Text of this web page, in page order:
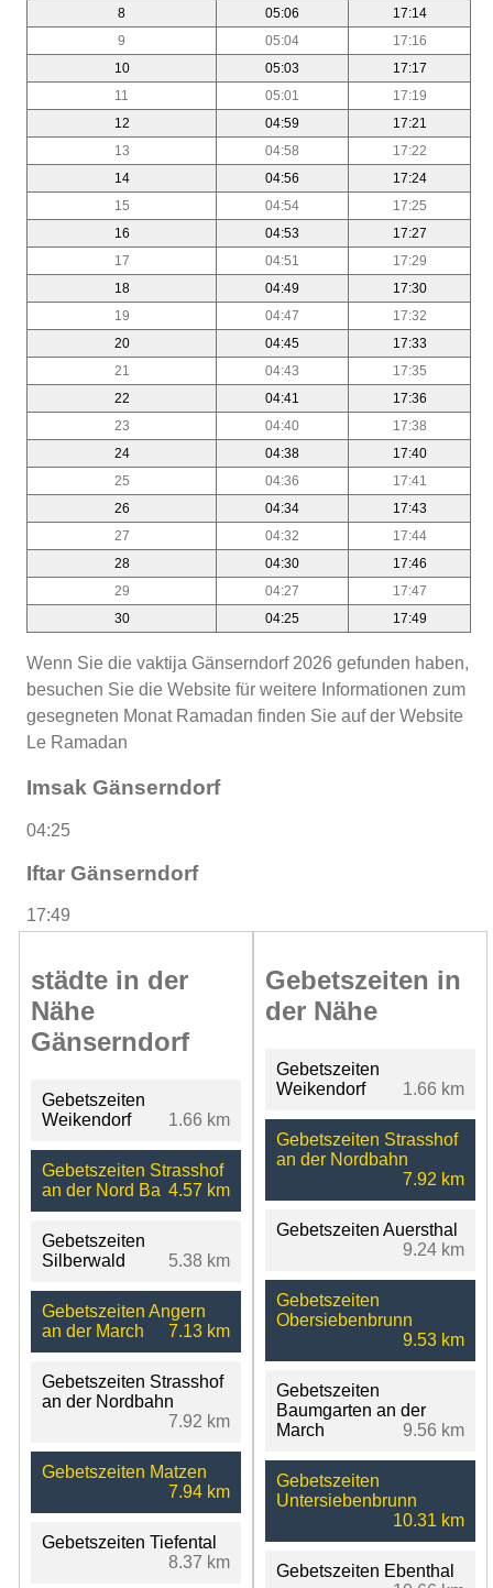
8
05:06
17:14
9
05:04
17:16
10
05:03
17:17
11
05:01
17:19
12
04:59
17:21
13
04:58
17:22
14
04:56
17:24
15
04:54
17:25
16
04:53
17:27
17
04:51
17:29
18
04:49
17:30
19
04:47
17:32
20
04:45
17:33
21
04:43
17:35
22
04:41
17:36
23
04:40
17:38
24
04:38
17:40
25
04:36
17:41
26
04:34
17:43
27
04:32
17:44
28
04:30
17:46
29
04:27
17:47
30
04:25 17:49
Wenn Sie die vaktija Gänserndorf 2026 gefunden haben,
besuchen Sie die Website für weitere Informationen zum
gesegneten Monat Ramadan finden Sie auf der Website
Le Ramadan
Imsak Gänserndorf
04:25
Iftar Gänserndorf
17:49
städte in der
Nähe
Gänserndorf
Gebetszeiten
Weikendorf
1.66 km
Gebetszeiten Strasshof
an der Nord Ba 4.57 km
Gebetszeiten
Silberwald
5.38 km
Gebetszeiten Angern
an der March
7.13 km
Gebetszeiten Strasshof
an der Nordbahn
7.92 km
Gebetszeiten Matzen
7.94 km
Gebetszeiten Tiefental
8.37 km
Gebetszeiten in
der Nähe
Gebetszeiten
Weikendorf
1.66 km
Gebetszeiten Strasshof
an der Nordbahn
7.92 km
Gebetszeiten Auersthal
9.24 km
Gebetszeiten
Obersiebenbrunn
9.53 km
Gebetszeiten
Baumgarten an der
March
9.56 km
Gebetszeiten
Untersiebenbrunn
10.31 km
Gebetszeiten Ebenthal